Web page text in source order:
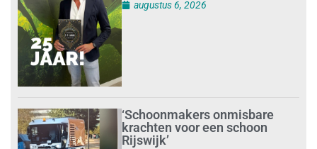
augustus 6, 2026
‘Schoonmakers onmisbare
krachten voor een schoon
Rijswijk’